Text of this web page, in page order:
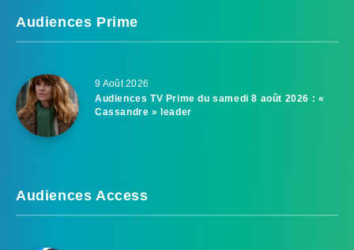
Audiences Prime
9 Août 2026
Audiences TV Prime du samedi 8 août 2026 : «
Cassandre » leader
Audiences Access